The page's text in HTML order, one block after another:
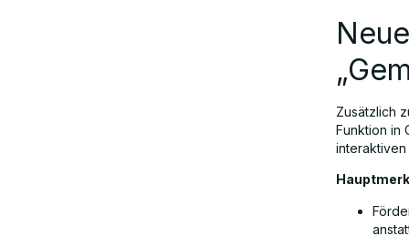
Zusätzlich
Funktion in